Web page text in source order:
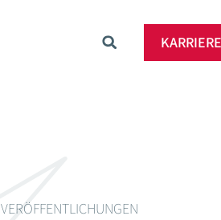
KARRIERE
VERÖFFENTLICHUNGEN